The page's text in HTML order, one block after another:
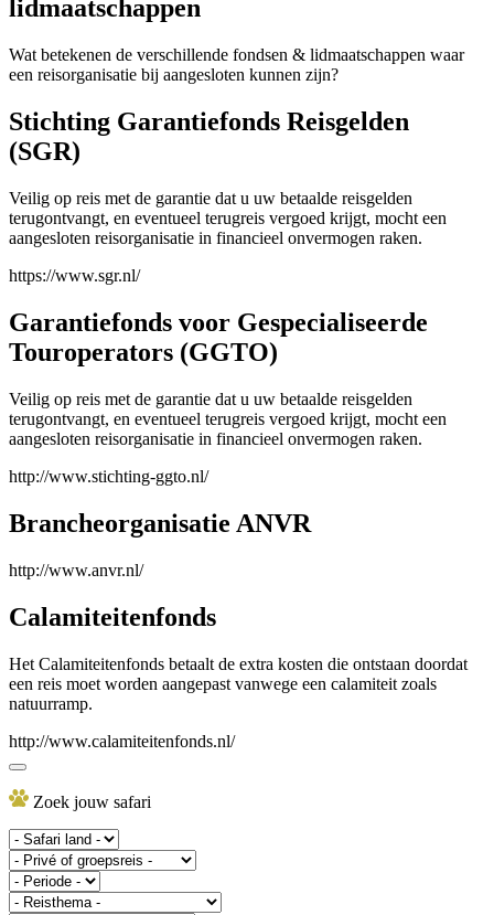
lidmaatschappen
Wat betekenen de verschillende fondsen & lidmaatschappen waar
een reisorganisatie bij aangesloten kunnen zijn?
Stichting Garantiefonds Reisgelden
(SGR)
Veilig op reis met de garantie dat u uw betaalde reisgelden
terugontvangt, en eventueel terugreis vergoed krijgt, mocht een
aangesloten reisorganisatie in financieel onvermogen raken.
https://www.sgr.nl/
Garantiefonds voor Gespecialiseerde
Touroperators (GGTO)
Veilig op reis met de garantie dat u uw betaalde reisgelden
terugontvangt, en eventueel terugreis vergoed krijgt, mocht een
aangesloten reisorganisatie in financieel onvermogen raken.
http://www.stichting-ggto.nl/
Brancheorganisatie ANVR
http://www.anvr.nl/
Calamiteitenfonds
Het Calamiteitenfonds betaalt de extra kosten die ontstaan doordat
een reis moet worden aangepast vanwege een calamiteit zoals
natuurramp.
http://www.calamiteitenfonds.nl/
Zoek jouw safari